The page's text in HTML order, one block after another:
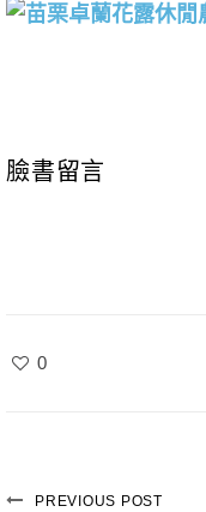
臉書留言
0
PREVIOUS POST